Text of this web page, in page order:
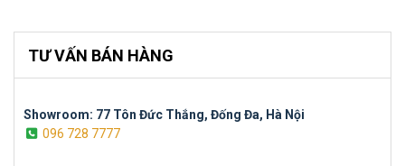
TƯ VẤN BÁN HÀNG
Showroom: 77 Tôn Đức Thắng, Đống Đa, Hà Nội
096 728 7777